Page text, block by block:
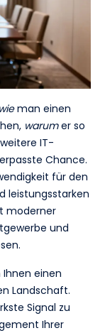
wieman einen
warumer so
IT-
Chance.
für den
leistungsstarken
moderner
und
einen
Landschaft.
Signal zu
Ihrer